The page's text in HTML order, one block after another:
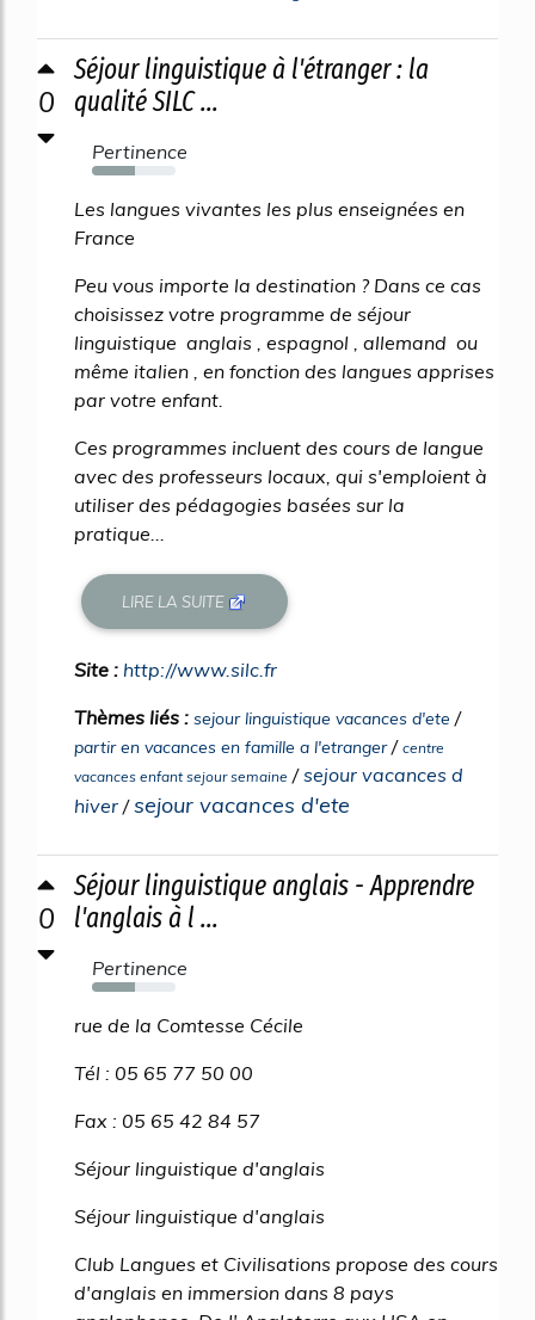
0
Séjour linguistique à l'étranger : la
qualité SILC ...
Pertinence
52%
Les langues vivantes les plus enseignées en
France
Peu vous importe la destination ? Dans ce cas
choisissez votre programme de séjour
linguistique anglais , espagnol , allemand ou
même italien , en fonction des langues apprises
par votre enfant.
Ces programmes incluent des cours de langue
avec des professeurs locaux, qui s'emploient à
utiliser des pédagogies basées sur la
pratique...
LIRE LA SUITE
Site : http://www.silc.fr
Thèmes liés : sejour linguistique vacances d'ete /
partir en vacances en famille a l'etranger/ centre
vacances enfant sejour semaine /sejour vacances d
hiver /sejour vacances d'ete
0
Séjour linguistique anglais - Apprendre
l'anglais à l ...
Pertinence
52%
rue de la Comtesse Cécile
Tél : 05 65 77 50 00
Fax : 05 65 42 84 57
Séjour linguistique d'anglais
Séjour linguistique d'anglais
Club Langues et Civilisations propose des cours
d'anglais en immersion dans 8 pays